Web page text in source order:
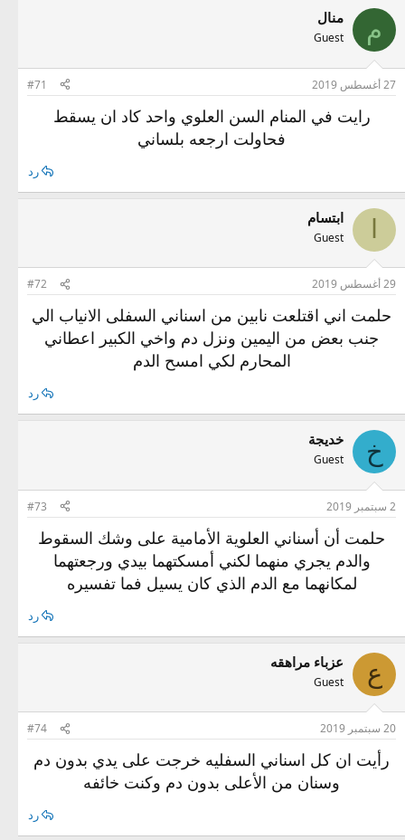
م منال
Guest
27 أغسطس 2019 #71
رايت في المنام السن العلوي واحد كاد ان يسقط
فحاولت ارجعه بلساني
رد
ابتسام
Guest
29 أغسطس 2019 #72
حلمت اني اقتلعت نابين من اسناني السفلى الانياب الي
جنب بعض من اليمين ونزل دم واخي الكبير اعطاني
المحارم لكي امسح الدم
رد
خ خديجة
Guest
2 سبتمبر 2019 #73
حلمت أن أسناني العلوية الأمامية على وشك السقوط
والدم يجري منهما لكني أمسكتهما بيدي ورجعتهما
لمكانهما مع الدم الذي كان يسيل فما تفسيره
رد
ع عزباء مراهقه
Guest
20 سبتمبر 2019 #74
رأيت ان كل اسناني السفليه خرجت على يدي بدون دم
وسنان من الأعلى بدون دم وكنت خائفه
رد